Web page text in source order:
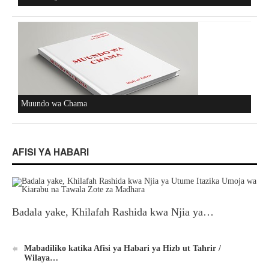
Muundo wa Chama
AFISI YA HABARI
Badala yake, Khilafah Rashida kwa Njia ya…
Mabadiliko katika Afisi ya Habari ya Hizb ut Tahrir /
Wilaya…